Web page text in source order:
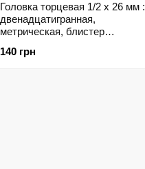
Головка торцевая 1/2 х 26 мм :
двенадцатигранная,
метрическая, блистер
140 грн